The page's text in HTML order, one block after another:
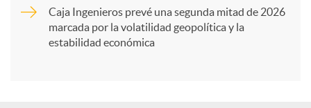
Caja Ingenieros prevé una segunda mitad de 2026
marcada por la volatilidad geopolítica y la
estabilidad económica